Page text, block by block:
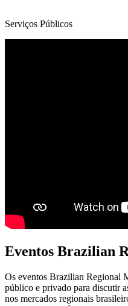
Serviços Públicos
Eventos Brazilian
Os eventos Brazilian Regional
público e privado para discutir
nos mercados regionais